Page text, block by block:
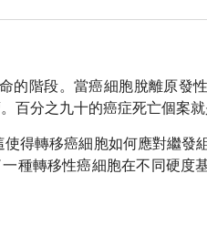
的階段。當癌細胞脫離原發
分之九十的癌症死亡個案就
得轉移癌細胞如何應對繼發
種轉移性癌細胞在不同硬度